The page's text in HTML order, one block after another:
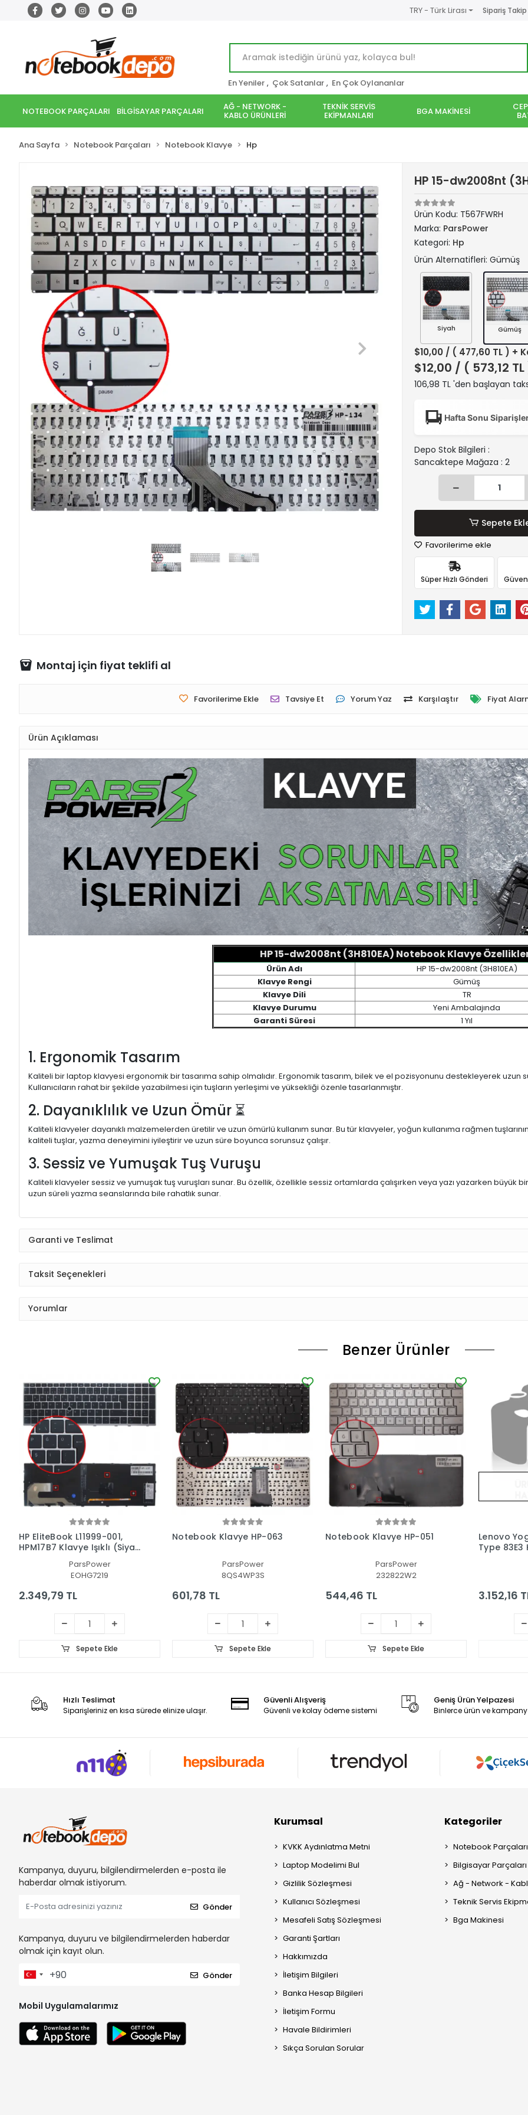
TRY - Türk Lirası Sipariş Takip
En Yeniler , Çok Satanlar , En Çok Oylananlar
NOTEBOOK PARÇALARI BİLGİSAYAR PARÇALARI AĞ - NETWORK -
KABLO ÜRÜNLERİ
TEKNİK SERVİS
EKİPMANLARI BGA MAKİNESİ
Ana Sayfa Notebook Parçaları Notebook Klavye Hp
HP 15-dw2008nt
Ürün Kodu: T567FWRH
Marka: ParsPower
Kategori: Hp
Ürün Alternatifleri: Gümüş
Siyah Gümüş
$10,00 / ( 477,60 TL ) +
$12,00 / ( 573,12
106,98 TL 'den başlayan
Hafta Sonu
Depo Stok Bilgileri :
Sancaktepe Mağaza : 2
Sepete
Favorilerime ekle
Süper Hızlı Gönderi
Montaj için fiyat teklifi al
Favorilerime Ekle Tavsiye Et Yorum Yaz Karşılaştır Fiyat
Ürün Açıklaması
HP 15-dw2008nt (3H810EA) Notebook Klavye
Ürün Adı
HP 15-dw2008nt (3H810EA)
Klavye Rengi
Gümüş
Klavye Dili
TR
Klavye Durumu
Yeni Ambalajında
Garanti Süresi
1 Yıl
1. Ergonomik Tasarım
Kaliteli bir laptop klavyesi ergonomik bir tasarıma sahip olmalıdır. Ergonomik tasarım, bilek ve el pozisyonunu destekleyerek uzun
Kullanıcıların rahat bir şekilde yazabilmesi için tuşların yerleşimi ve yüksekliği özenle tasarlanmıştır.
2. Dayanıklılık ve Uzun Ömür ⏳
Kaliteli klavyeler dayanıklı malzemelerden üretilir ve uzun ömürlü kullanım sunar. Bu tür klavyeler, yoğun kullanıma rağmen
kaliteli tuşlar, yazma deneyimini iyileştirir ve uzun süre boyunca sorunsuz çalışır.
3. Sessiz ve Yumuşak Tuş Vuruşu
Kaliteli klavyeler sessiz ve yumuşak tuş vuruşları sunar. Bu özellik, özellikle sessiz ortamlarda çalışırken veya yazı yazarken
uzun süreli yazma seanslarında bile rahatlık sunar.
Garanti ve Teslimat
Taksit Seçenekleri
Yorumlar
Benzer Ürünler
HP EliteBook L11999-001,
HPM17B7 Klavye Işıklı (Siyah
ParsPower
EOHG7219
2.349,79 TL
Sepete Ekle
Notebook Klavye HP-063
ParsPower
8QS4WP3S
601,78 TL
Sepete Ekle
Notebook Klavye HP-051
ParsPower
232822W2
544,46 TL
Sepete Ekle
Lenovo
Type 83E3
3.152,16
Hızlı Teslimat
Siparişleriniz en kısa sürede elinize ulaşır.
Güvenli Alışveriş
Güvenli ve kolay ödeme sistemi
Geniş Ürün Yelpazesi
Binlerce ürün ve
Kampanya, duyuru, bilgilendirmelerden e-posta ile
haberdar olmak istiyorum.
Gönder
Kampanya, duyuru ve bilgilendirmelerden haberdar
olmak için kayıt olun.
Gönder
Mobil Uygulamalarımız
Kurumsal
KVKK Aydınlatma Metni
Laptop Modelimi Bul
Gizlilik Sözleşmesi
Kullanıcı Sözleşmesi
Mesafeli Satış Sözleşmesi
Garanti Şartları
Hakkımızda
İletişim Bilgileri
Banka Hesap Bilgileri
İletişim Formu
Havale Bildirimleri
Sıkça Sorulan Sorular
Kategoriler
Notebook Parçaları
Bilgisayar Parçaları
Ağ - Network -
Teknik Servis
Bga Makinesi